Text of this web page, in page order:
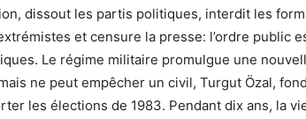
dissout les partis politiques, interdit les
et censure la presse: l’ordre public
Le régime militaire promulgue une
ne peut empêcher un civil, Turgut Özal,
les élections de 1983. Pendant dix ans, la